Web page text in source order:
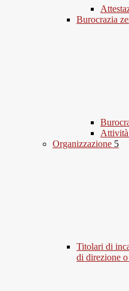
Burocrazia
Attività
Organizzazione 5
Titolari di
di direzione